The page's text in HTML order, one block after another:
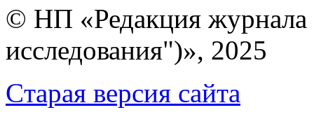
© НП «Редакция
исследования")», 2025
Cтарая версия сайта